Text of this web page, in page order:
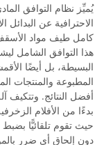
يُميِّز نظام التوافق
الاحترافية عن
كامل طيف مواد الأسقف
البسيطة، بل أيضًا
المطبوعة والمنتجات
أفضل النتائج. وتتكيف
بدءًا من الأفلام
حيث تقوم تلقائيًّا
دون إلحاق أي ضرر